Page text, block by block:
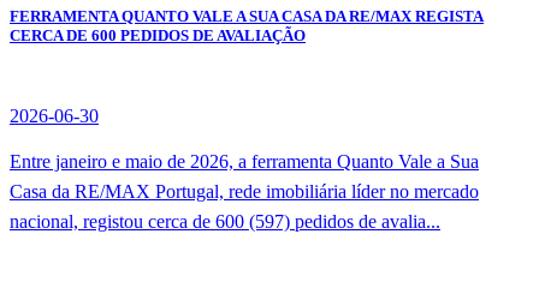
FERRAMENTA QUANTO VALE A SUA CASA DA RE/MAX REGISTA
CERCA DE 600 PEDIDOS DE AVALIAÇÃO
2026-06-30
Entre janeiro e maio de 2026, a ferramenta Quanto Vale a Sua
Casa da RE/MAX Portugal, rede imobiliária líder no mercado
nacional, registou cerca de 600 (597) pedidos de avalia...